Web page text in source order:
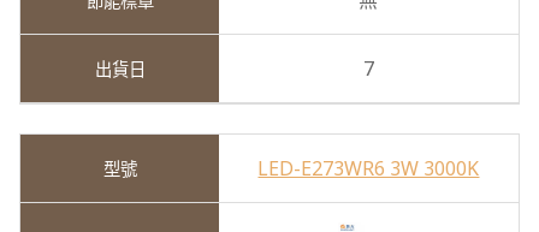
7
LED-E273WR6 3W 3000K